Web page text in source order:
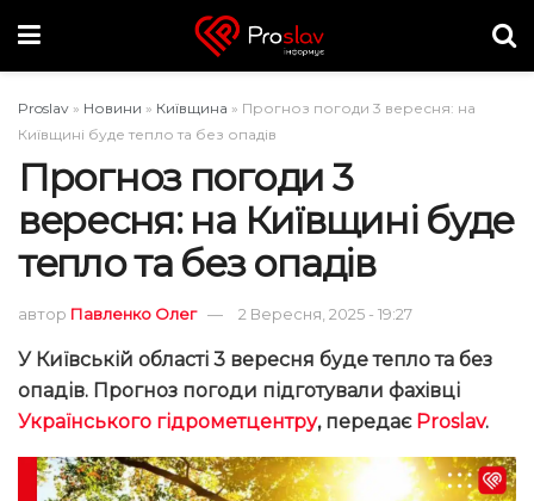
Proslav » Новини » Київщина » Прогноз погоди 3 вересня: на
Київщині буде тепло та без опадів
Прогноз погоди 3
вересня: на Київщині буде
тепло та без опадів
автор Павленко Олег 2 Вересня, 2025 - 19:27
У Київській області 3 вересня буде тепло та без
опадів. Прогноз погоди підготували фахівці
Українського гідрометцентру, передає Proslav.